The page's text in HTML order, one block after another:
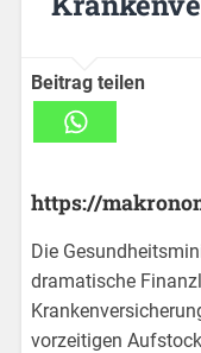
Beitrag teilen
https://
Die
dramatische
vorzeitigen